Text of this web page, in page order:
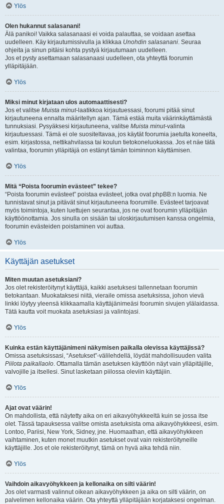
Ylös
Olen hukannut salasanani!
Älä panikoi! Vaikka salasanaasi ei voida palauttaa, se voidaan asettaa
uudelleen. Käy kirjautumissivulla ja klikkaa Unohdin salasanani. Seuraa
ohjeita ja sinun pitäisi kohta pystyä kirjautumaan uudelleen.
Jos et pysty asettamaan salasanaasi uudelleen, ota yhteyttä foorumin
ylläpitäjään.
Ylös
Miksi minut kirjataan ulos automaattisesti?
Jos et valitse Muista minut-laatikkoa kirjautuessasi, foorumi pitää sinut
kirjautuneena ennalta määritellyn ajan. Tämä estää muita väärinkäyttämästä
tunnuksiasi. Pysyäksesi kirjautuneena, valitse Muista minut-valinta
kirjautuessasi. Tämä ei ole suositeltavaa, jos käytät foorumia jaetulta koneelta,
esim. kirjastossa, nettikahvilassa tai koulun tietokoneluokassa. Jos et näe tätä
valintaa, foorumin ylläpitäjä on estänyt tämän toiminnon käyttämisen.
Ylös
Mitä “Poista foorumin evästeet” tekee?
“Poista foorumin evästeet” poistaa evästeet, jotka ovat phpBB:n luomia. Ne
tunnistavat sinut ja pitävät sinut kirjautuneena foorumille. Evästeet tarjoavat
myös toimintoja, kuten luettujen seurantaa, jos ne ovat foorumin ylläpitäjän
käyttöönottamia. Jos sinulla on sisään tai uloskirjautumisen kanssa ongelmia,
foorumin evästeiden poistaminen voi auttaa.
Ylös
Käyttäjän asetukset
Miten muutan asetuksiani?
Jos olet rekisteröitynyt käyttäjä, kaikki asetuksesi tallennetaan foorumin
tietokantaan. Muokataksesi niitä, vieraile omissa asetuksissa, johon vievä
linkki löytyy yleensä klikkaamalla käyttäjänimeäsi foorumin sivujen ylälaidassa.
Tätä kautta voit muokata asetuksiasi ja valintojasi.
Ylös
Kuinka estän käyttäjänimeni näkymisen paikalla olevissa käyttäjissä?
Omissa asetuksissasi, “Asetukset”-välilehdellä, löydät mahdollisuuden valita
Piilota paikallaolo. Ottamalla tämän asetuksen käyttöön näyt vain ylläpitäjille,
valvojille ja itsellesi. Sinut lasketaan piilossa oleviin käyttäjiin.
Ylös
Ajat ovat väärin!
On mahdollista, että näytetty aika on eri aikavyöhykkeeltä kuin se jossa itse
olet. Tässä tapauksessa valitse omista asetuksista oma aikavyöhykkeesi, esim.
Lontoo, Pariisi, New York, Sidney, jne. Huomaathan, että aikavyöhykkeen
vaihtaminen, kuten monet muutkin asetukset ovat vain rekisteröityneille
käyttäjille. Jos et ole rekisteröitynyt, tämä on hyvä aika tehdä niin.
Ylös
Vaihdoin aikavyöhykkeen ja kellonaika on silti väärin!
Jos olet varmasti valinnut oikean aikavyöhykkeen ja aika on silti väärin, on
palvelimen kellonaika väärin. Ota yhteyttä ylläpitäjään korjataksesi ongelman.